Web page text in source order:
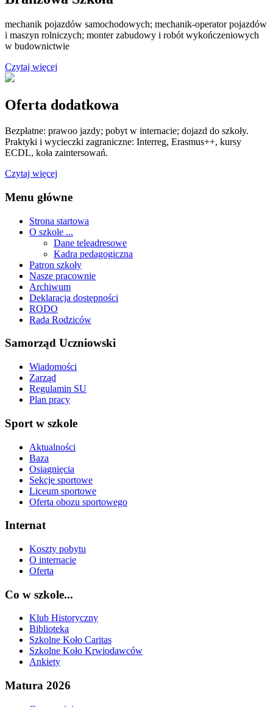
mechanik pojazdów samochodowych; mechanik-operator pojazdów
i maszyn rolniczych; monter zabudowy i robót wykończeniowych
w budownictwie
Czytaj więcej
Oferta dodatkowa
Bezpłatne: prawoo jazdy; pobyt w internacie; dojazd do szkoły.
Praktyki i wycieczki zagraniczne: Interreg, Erasmus++, kursy
ECDL, koła zaintersowań.
Czytaj więcej
Menu główne
Strona startowa
O szkole ...
Dane teleadresowe
Kadra pedagogiczna
Patron szkoły
Nasze pracownie
Archiwum
Deklaracja dostępności
RODO
Rada Rodziców
Samorząd Uczniowski
Wiadomości
Zarząd
Regulamin SU
Plan pracy
Sport w szkole
Aktualności
Baza
Osiągnięcia
Sekcje sportowe
Liceum sportowe
Oferta obozu sportowego
Internat
Koszty pobytu
O internacie
Oferta
Co w szkole...
Klub Historyczny
Biblioteka
Szkolne Koło Caritas
Szkolne Koło Krwiodawców
Ankiety
Matura 2026